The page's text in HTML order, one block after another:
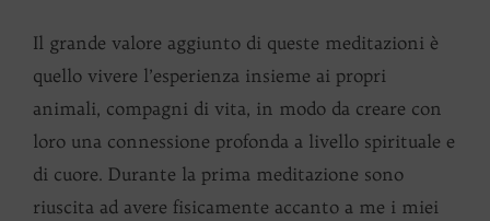
Il grande valore aggiunto di queste meditazioni è
quello vivere l’esperienza insieme ai propri
animali, compagni di vita, in modo da creare con
loro una connessione profonda a livello spirituale e
di cuore. Durante la prima meditazione sono
riuscita ad avere fisicamente accanto a me i miei